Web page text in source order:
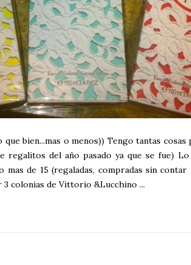
bien...mas o menos)) Tengo tantas
del año pasado ya que se fue) Lo
de 15 (regaladas, compradas sin
3 colonias de Vittorio &Lucchino ...